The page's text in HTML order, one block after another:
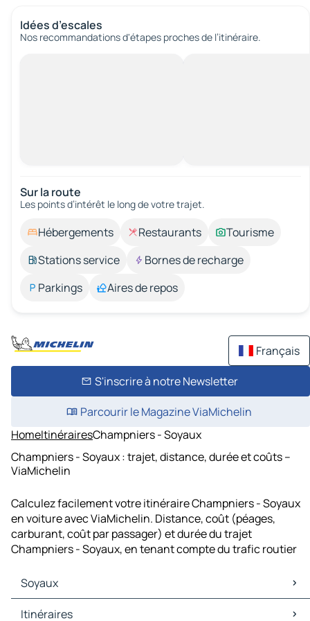
Idées d’escales
Nos recommandations d'étapes proches de l’itinéraire.
Sur la route
Les points d’intérêt le long de votre trajet.
Hébergements Restaurants
Tourisme
Stations service
Bornes de recharge
Parkings
Aires de repos
Français
S'inscrire à notre Newsletter
Parcourir le Magazine ViaMichelin
HomeItinérairesChampniers - Soyaux
Champniers - Soyaux : trajet, distance, durée et coûts –
ViaMichelin
Calculez facilement votre itinéraire Champniers - Soyaux
en voiture avec ViaMichelin. Distance, coût (péages,
carburant, coût par passager) et durée du trajet
Champniers - Soyaux, en tenant compte du trafic routier
Soyaux
Soyaux Cartes et plans
Itinéraires